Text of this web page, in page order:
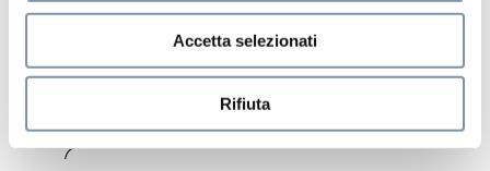
Accetta selezionati
Rifiuta
Kits and accessories